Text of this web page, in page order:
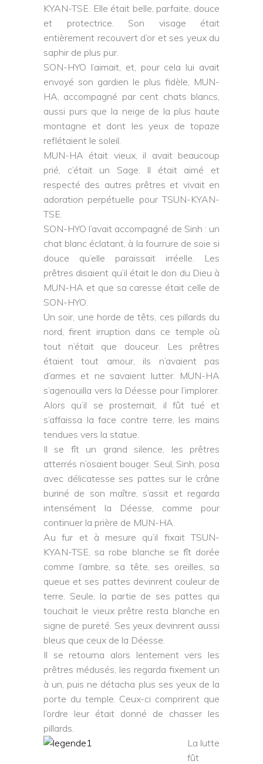
KYAN-TSE. Elle était belle, parfaite, douce
et protectrice. Son visage était
entièrement recouvert d’or et ses yeux du
saphir de plus pur.
SON-HYO l’aimait, et, pour cela lui avait
envoyé son gardien le plus fidèle, MUN-
HA, accompagné par cent chats blancs,
aussi purs que la neige de la plus haute
montagne et dont les yeux de topaze
reflétaient le soleil.
MUN-HA était vieux, il avait beaucoup
prié, c’était un Sage. Il était aimé et
respecté des autres prêtres et vivait en
adoration perpétuelle pour TSUN-KYAN-
TSE.
SON-HYO l’avait accompagné de Sinh : un
chat blanc éclatant, à la fourrure de soie si
douce qu’elle paraissait irréelle. Les
prêtres disaient qu’il était le don du Dieu à
MUN-HA et que sa caresse était celle de
SON-HYO.
Un soir, une horde de têts, ces pillards du
nord, firent irruption dans ce temple où
tout n’était que douceur. Les prêtres
étaient tout amour, ils n’avaient pas
d’armes et ne savaient lutter. MUN-HA
s’agenouilla vers la Déesse pour l’implorer.
Alors qu’il se prosternait, il fût tué et
s’affaissa la face contre terre, les mains
tendues vers la statue.
Il se fît un grand silence, les prêtres
atterrés n’osaient bouger. Seul, Sinh, posa
avec délicatesse ses pattes sur le crâne
buriné de son maître, s’assit et regarda
intensément la Déesse, comme pour
continuer la prière de MUN-HA.
Au fur et à mesure qu’il fixait TSUN-
KYAN-TSE, sa robe blanche se fît dorée
comme l’ambre, sa tête, ses oreilles, sa
queue et ses pattes devinrent couleur de
terre. Seule, la partie de ses pattes qui
touchait le vieux prêtre resta blanche en
signe de pureté. Ses yeux devinrent aussi
bleus que ceux de la Déesse.
Il se retourna alors lentement vers les
prêtres médusés, les regarda fixement un
à un, puis ne détacha plus ses yeux de la
porte du temple. Ceux-ci comprirent que
l’ordre leur était donné de chasser les
pillards.
La lutte
fût